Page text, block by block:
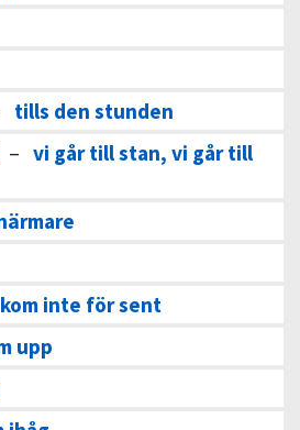
tills den stunden
– vi går till stan, vi går till
kom inte för sent
upp